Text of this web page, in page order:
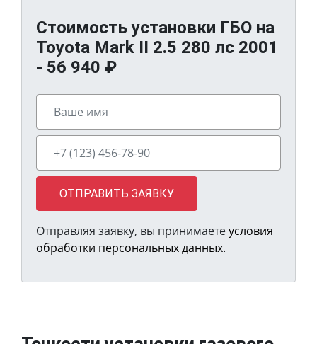
Стоимость установки ГБО на
Toyota Mark II 2.5 280 лс 2001
- 56 940 ₽
ОТПРАВИТЬ ЗАЯВКУ
Отправляя заявку, вы принимаетеусловия
обработки персональных данных.